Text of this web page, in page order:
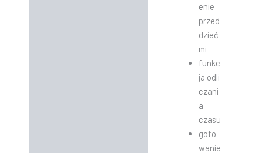
enie
przed
dzieć
mi
funkc
ja odli
czani
a
czasu
goto
wanie